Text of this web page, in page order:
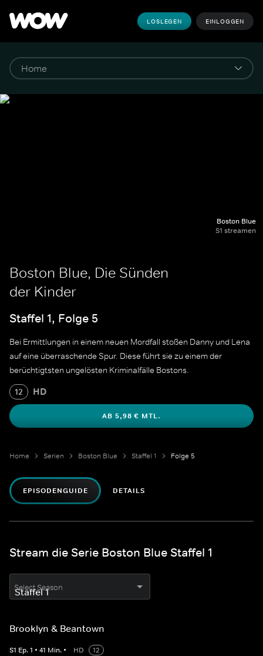
LOSLEGEN EINLOGGEN
Boston Blue
S1 streamen
Boston Blue, Die Sünden
der Kinder
Staffel 1, Folge 5
Bei Ermittlungen in einem neuen Mordfall stoßen Danny und Lena
auf eine überraschende Spur. Diese führt sie zu einem der
berüchtigtsten ungelösten Kriminalfälle Bostons.
12 HD
AB 5,98 € MTL.
Home Serien Boston Blue Staffel 1 Folge 5
EPISODENGUIDE DETAILS
Stream die Serie Boston Blue Staffel 1
Select Season
Brooklyn & Beantown
S1 Ep.1 • 41 Min. • HD
12